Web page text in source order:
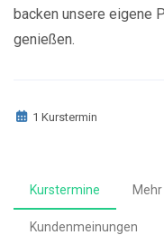
backen unsere eigene
genießen.
1 Kurstermin
Kurstermine
Kundenmeinungen